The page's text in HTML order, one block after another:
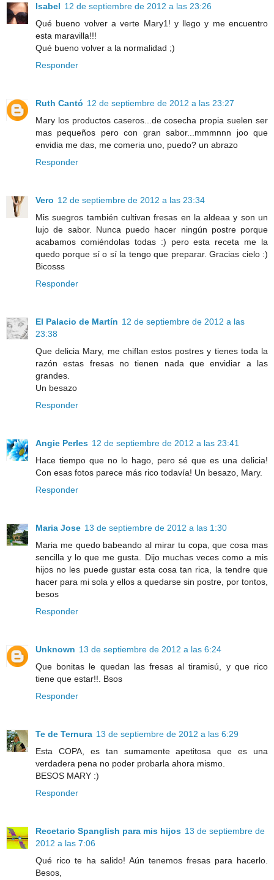
Isabel 12 de septiembre de 2012 a las 23:26
Qué bueno volver a verte Mary1! y llego y me encuentro
esta maravilla!!!
Qué bueno volver a la normalidad ;)
Responder
Ruth Cantó 12 de septiembre de 2012 a las 23:27
Mary los productos caseros...de cosecha propia suelen ser
mas pequeños pero con gran sabor...mmmnnn joo que
envidia me das, me comeria uno, puedo? un abrazo
Responder
Vero 12 de septiembre de 2012 a las 23:34
Mis suegros también cultivan fresas en la aldeaa y son un
lujo de sabor. Nunca puedo hacer ningún postre porque
acabamos comiéndolas todas :) pero esta receta me la
quedo porque sí o sí la tengo que preparar. Gracias cielo :)
Bicosss
Responder
El Palacio de Martín 12 de septiembre de 2012 a las
23:38
Que delicia Mary, me chiflan estos postres y tienes toda la
razón estas fresas no tienen nada que envidiar a las
grandes.
Un besazo
Responder
Angie Perles 12 de septiembre de 2012 a las 23:41
Hace tiempo que no lo hago, pero sé que es una delicia!
Con esas fotos parece más rico todavía! Un besazo, Mary.
Responder
Maria Jose 13 de septiembre de 2012 a las 1:30
Maria me quedo babeando al mirar tu copa, que cosa mas
sencilla y lo que me gusta. Dijo muchas veces como a mis
hijos no les puede gustar esta cosa tan rica, la tendre que
hacer para mi sola y ellos a quedarse sin postre, por tontos,
besos
Responder
Unknown 13 de septiembre de 2012 a las 6:24
Que bonitas le quedan las fresas al tiramisú, y que rico
tiene que estar!!. Bsos
Responder
Te de Ternura 13 de septiembre de 2012 a las 6:29
Esta COPA, es tan sumamente apetitosa que es una
verdadera pena no poder probarla ahora mismo.
BESOS MARY :)
Responder
Recetario Spanglish para mis hijos 13 de septiembre de
2012 a las 7:06
Qué rico te ha salido! Aún tenemos fresas para hacerlo.
Besos,